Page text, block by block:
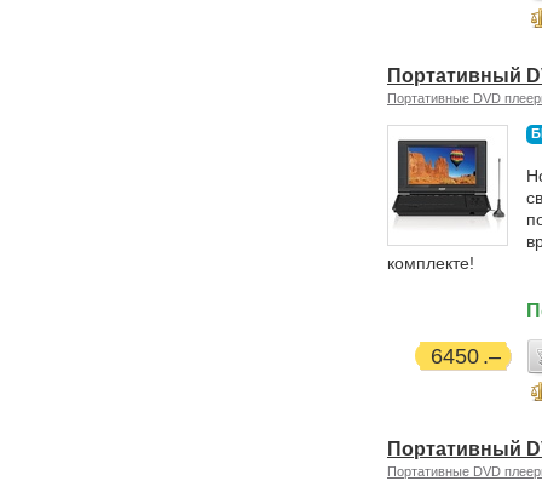
Портативный
Портативные DVD
комплекте!
6450
Портативный
Портативные DVD